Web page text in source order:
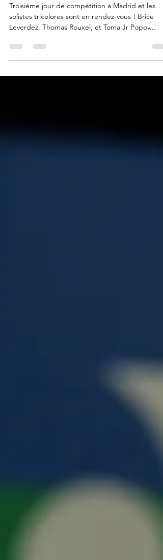
hommes, le sans-faute français !
Troisième jour de compétition à Madrid et les
Leverdez, Thomas Rouxel, et Toma Jr Popov...